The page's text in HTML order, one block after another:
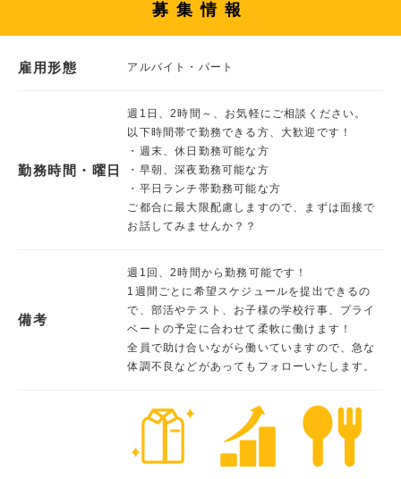
募集情報
雇用形態 アルバイト・パート
勤務時間・曜日
週1日、2時間～、お気軽にご相談ください。
以下時間帯で勤務できる方、大歓迎です！
・週末、休日勤務可能な方
・早朝、深夜勤務可能な方
・平日ランチ帯勤務可能な方
ご都合に最大限配慮しますので、まずは面接で
お話してみませんか？？
備考
週1回、2時間から勤務可能です！
1週間ごとに希望スケジュールを提出できるの
で、部活やテスト、お子様の学校行事、プライ
ベートの予定に合わせて柔軟に働けます！
全員で助け合いながら働いていますので、急な
体調不良などがあってもフォローいたします。